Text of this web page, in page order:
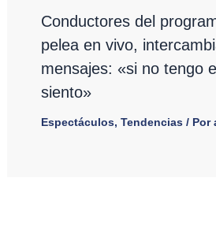
Conductores del
pelea en vivo,
mensajes: «si no tengo
siento»
Espectáculos, Tendencias/ Por